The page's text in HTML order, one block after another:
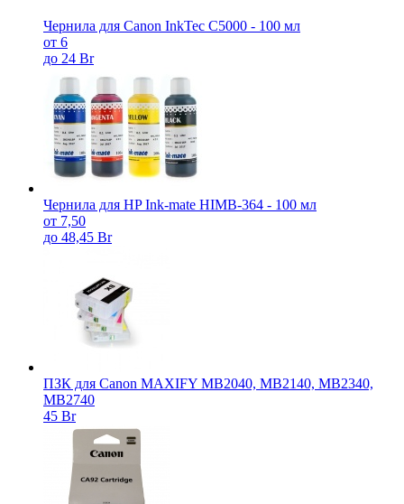
Чернила для Canon InkTec C5000 - 100 мл
от 6
до 24 Br
Чернила для HP Ink-mate HIMB-364 - 100 мл
от 7,50
до 48,45 Br
ПЗК для Canon MAXIFY MB2040, MB2140, MB2340,
MB2740
45 Br